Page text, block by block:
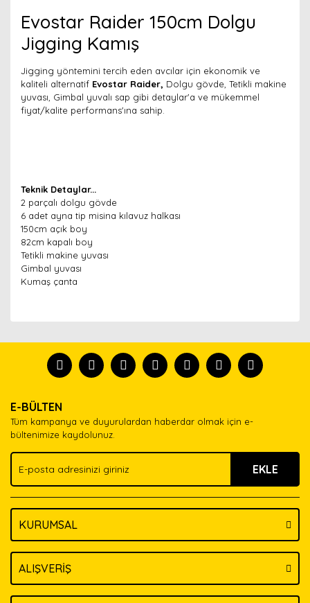
Evostar Raider 150cm Dolgu
Jigging Kamış
Jigging yöntemini tercih eden avcılar için ekonomik ve
kaliteli alternatif Evostar Raider, Dolgu gövde, Tetikli makine
yuvası, Gimbal yuvalı sap gibi detaylar'a ve mükemmel
fiyat/kalite performans'ına sahip.
Teknik Detaylar...
2 parçalı dolgu gövde
6 adet ayna tip misina kılavuz halkası
150cm açık boy
82cm kapalı boy
Tetikli makine yuvası
Gimbal yuvası
Kumaş çanta
tanısın.
formunu kullanarak tarafımıza iletebilirsiniz.
Görüş ve önerileriniz için teşekkür ederiz.
Ürün açıklamasında eksik bilgiler bulunuyor.
Ürün bilgilerinde hatalar bulunuyor.
Ürün fiyatı diğer sitelerden daha pahalı.
Bu ürüne benzer farklı alternatifler olmalı.
E-BÜLTEN
Tüm kampanya ve duyurulardan haberdar olmak için e-
bültenimize kaydolunuz.
EKLE
KURUMSAL
ALIŞVERİŞ